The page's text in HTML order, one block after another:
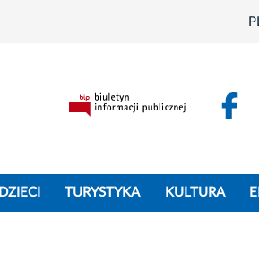
DZIECI TURYSTYKA KULTURA